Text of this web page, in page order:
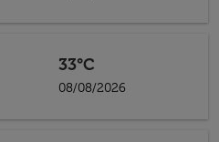
33°C
08/08/2026